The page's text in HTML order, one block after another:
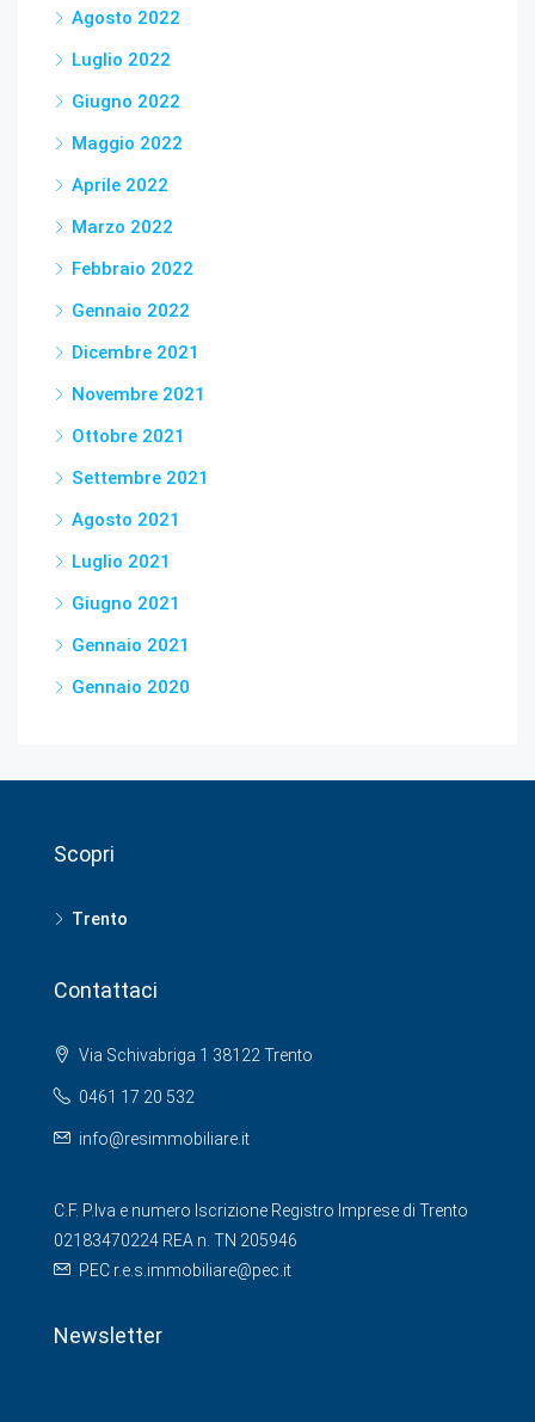
Agosto 2022
Luglio 2022
Giugno 2022
Maggio 2022
Aprile 2022
Marzo 2022
Febbraio 2022
Gennaio 2022
Dicembre 2021
Novembre 2021
Ottobre 2021
Settembre 2021
Agosto 2021
Luglio 2021
Giugno 2021
Gennaio 2021
Gennaio 2020
Scopri
Trento
Contattaci
Via Schivabriga 1 38122 Trento
0461 17 20 532
info@resimmobiliare.it
C.F. P.Iva e numero Iscrizione Registro Imprese di Trento
02183470224 REA n. TN 205946
PEC r.e.s.immobiliare@pec.it
Newsletter